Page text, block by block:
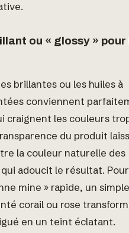
ou « glossy » pour
brillantes ou les huiles à
conviennent
craignent les couleurs
du produit
la couleur naturelle des
adoucit le résultat.
mine » rapide, un simple
corail ou rose
en un teint éclatant.